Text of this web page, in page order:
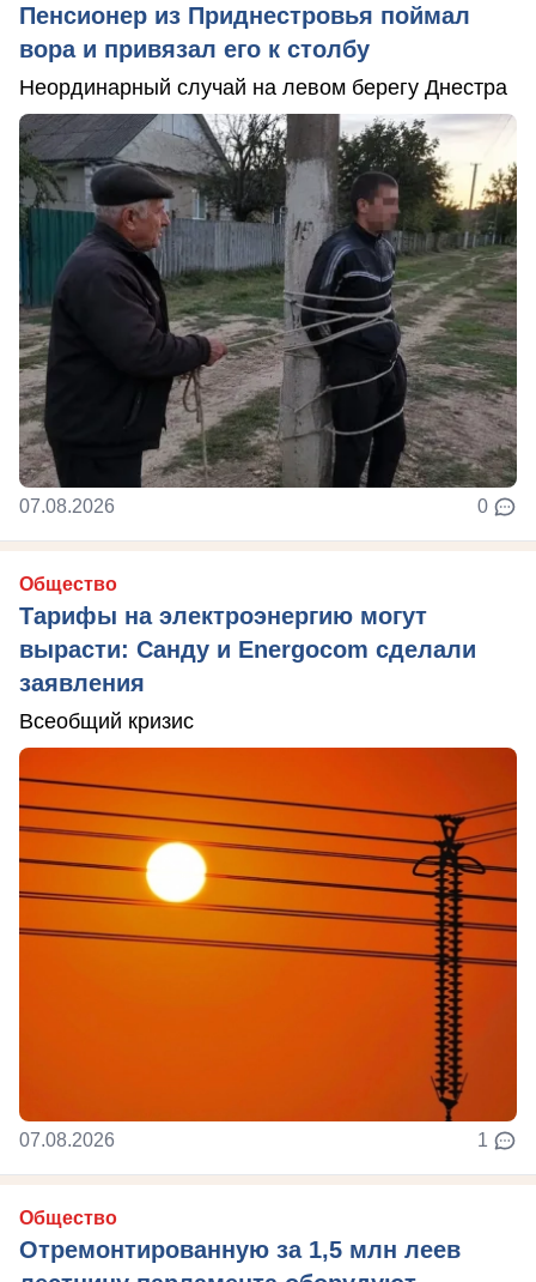
Пенсионер из Приднестровья поймал
вора и привязал его к столбу
Неординарный случай на левом берегу Днестра
07.08.2026 0
Общество
Тарифы на электроэнергию могут
вырасти: Санду и Energocom сделали
заявления
Всеобщий кризис
07.08.2026 1
Общество
Отремонтированную за 1,5 млн леев